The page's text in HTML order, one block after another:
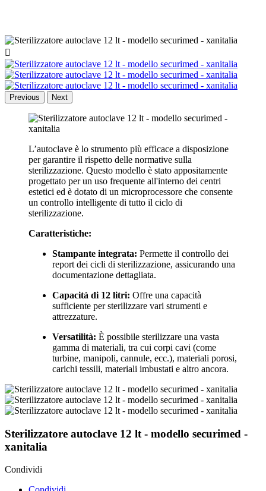

Previous Next
L’autoclave è lo strumento più efficace a disposizione
per garantire il rispetto delle normative sulla
sterilizzazione. Questo modello è stato appositamente
progettato per un uso frequente all'interno dei centri
estetici ed è dotato di un microprocessore che consente
un controllo intelligente di tutto il ciclo di
sterilizzazione.
Caratteristiche:
Stampante integrata: Permette il controllo dei
report dei cicli di sterilizzazione, assicurando una
documentazione dettagliata.
Capacità di 12 litri: Offre una capacità
sufficiente per sterilizzare vari strumenti e
attrezzature.
Versatilità: È possibile sterilizzare una vasta
gamma di materiali, tra cui corpi cavi (come
turbine, manipoli, cannule, ecc.), materiali porosi,
carichi tessili, materiali imbustati e altro ancora.
Sterilizzatore autoclave 12 lt - modello securimed -
xanitalia
Condividi